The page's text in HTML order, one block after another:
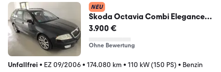
NEU
Skoda Octavia Combi Elegance
Leder Navi
3.900 €
Ohne Bewertung
Unfallfrei • EZ 09/2006• 174.080 km • 110 kW (150 PS) • Benzin